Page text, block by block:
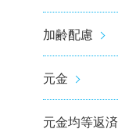
加齢配慮
元金
元金均等返済